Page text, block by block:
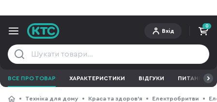
Вхід
0
ВСЕ ПРО ТОВАР ХАРАКТЕРИСТИКИ ВІДГУКИ ПИТАННЯ ТА
Техніка для дому Краса та здоров'я Електробритви